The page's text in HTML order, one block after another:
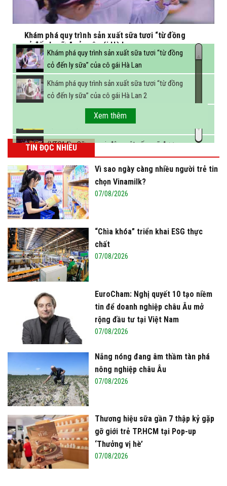
Khám phá quy trình sản xuất sữa tươi “từ đồng
cỏ đến ly sữa” của cô gái Hà Lan
Khám phá quy trình sản xuất sữa tươi “từ đồng
cỏ đến ly sữa” của cô gái Hà Lan
Khám phá quy trình sản xuất sữa tươi “từ đồng
cỏ đến ly sữa” của cô gái Hà Lan 2
FBNC - Ngành sữa hướng tới mục tiêu 3,4 tỷ lít
sữa vào năm 2025
(VTC14) - Sữa ngoại, động vật sống sẽ được
miễn thuế nhập khẩu
Xem thêm
TIN ĐỌC NHIỀU
Vì sao ngày càng nhiều người trẻ tin
chọn Vinamilk?
07/08/2026
“Chìa khóa” triển khai ESG thực
chất
07/08/2026
EuroCham: Nghị quyết 10 tạo niềm
tin để doanh nghiệp châu Âu mở
rộng đầu tư tại Việt Nam
07/08/2026
Nắng nóng đang âm thầm tàn phá
nông nghiệp châu Âu
07/08/2026
Thương hiệu sữa gần 7 thập kỷ gặp
gỡ giới trẻ TP.HCM tại Pop-up
‘Thưởng vị hè’
07/08/2026